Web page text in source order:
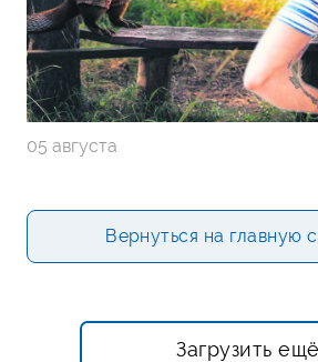
05 августа
Вернуться на главную
Загрузить ещё